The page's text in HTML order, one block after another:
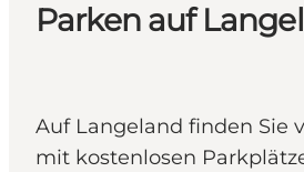
Outdoor & bike
Parken auf
Auf Langeland finden Sie
mit kostenlosen